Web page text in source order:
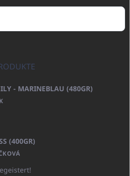
- MARINEBLAU (480GR)
(400GR)